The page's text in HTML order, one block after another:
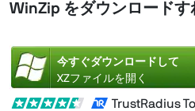
WinZip をダウンロードす
今すぐダウンロードして
XZファイルを開く
TrustRadius